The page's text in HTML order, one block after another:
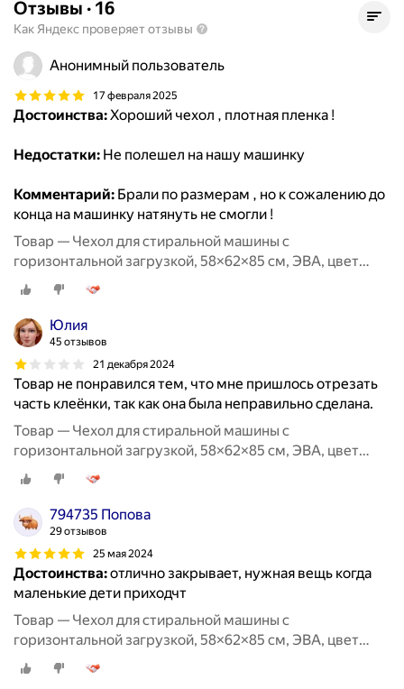
Отзывы · 16
Как Яндекс проверяет отзывы
Анонимный пользователь
17 февраля 2025
Достоинства:Хороший чехол , плотная пленка !
Недостатки: Не полешел на нашу машинку
Комментарий: Брали по размерам , но к сожалению до
конца на машинку натянуть не смогли !
Товар — Чехол для стиральной машины с
горизонтальной загрузкой, 58×62×85 см, ЭВА, цвет
микс
Юлия
45 отзывов
21 декабря 2024
Товар не понравился тем, что мне пришлось отрезать
часть клеëнки, так как она была неправильно сделана.
Товар — Чехол для стиральной машины с
горизонтальной загрузкой, 58×62×85 см, ЭВА, цвет
микс
794735 Попова
29 отзывов
25 мая 2024
Достоинства:отлично закрывает, нужная вещь когда
маленькие дети приходчт
Товар — Чехол для стиральной машины с
горизонтальной загрузкой, 58×62×85 см, ЭВА, цвет
микс